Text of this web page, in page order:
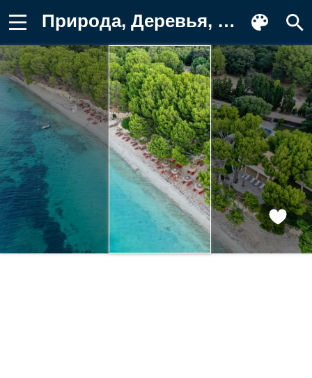
Природа, Деревья, Море, Песок, Пляж Картинка для телефона